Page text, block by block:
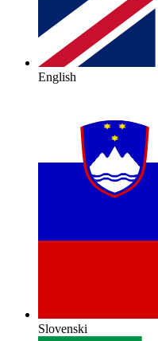
English
Slovenski